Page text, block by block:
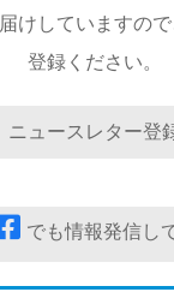
けしていますの
登録ください。
ニュースレター登
でも情報発信し